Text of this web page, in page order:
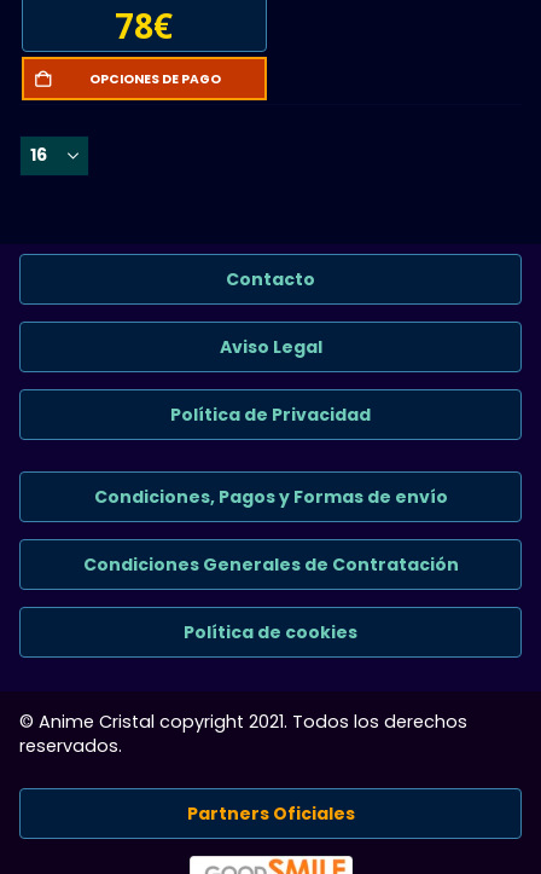
78€
OPCIONES DE PAGO
Contacto
Aviso Legal
Política de Privacidad
Condiciones, Pagos y Formas de envío
Condiciones Generales de Contratación
Política de cookies
© Anime Cristal copyright 2021. Todos los derechos
reservados.
Partners Oficiales